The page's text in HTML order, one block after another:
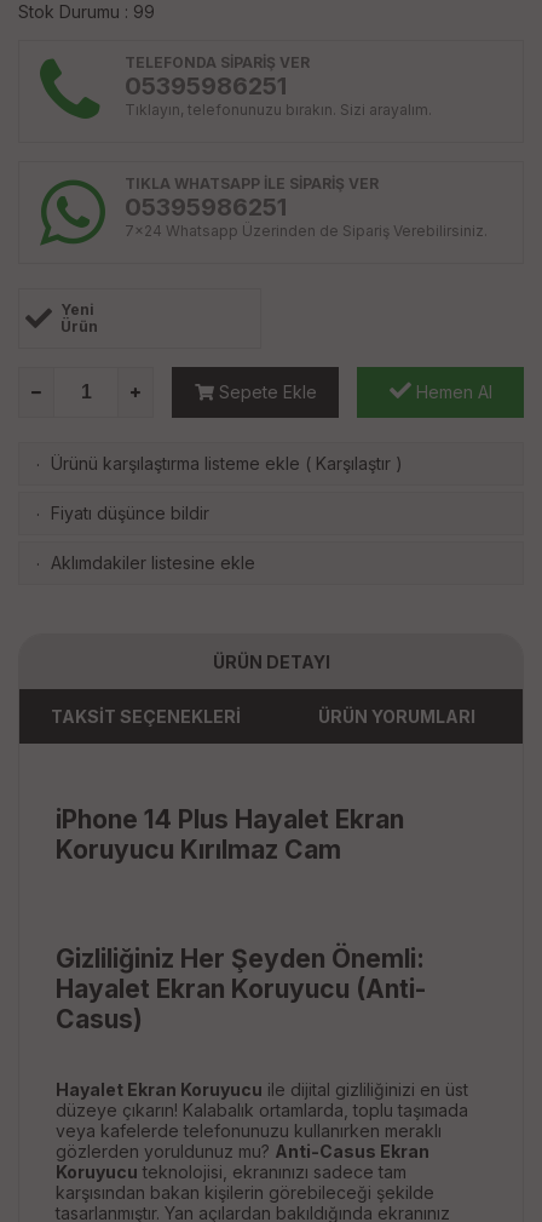
Stok Durumu : 99
TELEFONDA SİPARİŞ VER
05395986251
Tıklayın, telefonunuzu bırakın. Sizi arayalım.
TIKLA WHATSAPP İLE SİPARİŞ VER
05395986251
7x24 Whatsapp Üzerinden de Sipariş Verebilirsiniz.
Yeni
Ürün
Sepete Ekle Hemen Al
· Ürünü karşılaştırma listeme ekle ( Karşılaştır )
· Fiyatı düşünce bildir
· Aklımdakiler listesine ekle
ÜRÜN DETAYI
TAKSİT SEÇENEKLERİ ÜRÜN YORUMLARI
iPhone 14 Plus Hayalet Ekran
Koruyucu Kırılmaz Cam
Gizliliğiniz Her Şeyden Önemli:
Hayalet Ekran Koruyucu (Anti-
Casus)
Hayalet Ekran Koruyucu ile dijital gizliliğinizi en üst
düzeye çıkarın! Kalabalık ortamlarda, toplu taşımada
veya kafelerde telefonunuzu kullanırken meraklı
gözlerden yoruldunuz mu? Anti-Casus Ekran
Koruyucu teknolojisi, ekranınızı sadece tam
karşısından bakan kişilerin görebileceği şekilde
tasarlanmıştır. Yan açılardan bakıldığında ekranınız